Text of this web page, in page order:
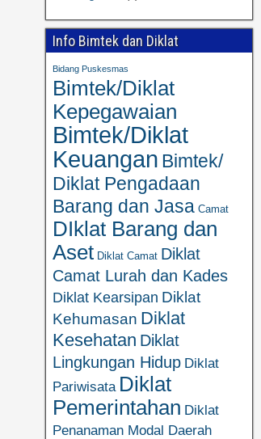
Info Bimtek dan Diklat
Bidang Puskesmas
Bimtek/Diklat
Kepegawaian
Bimtek/Diklat
Keuangan Bimtek/
Diklat Pengadaan
Barang dan Jasa Camat
DIklat Barang dan
Aset Diklat Camat Diklat
Camat Lurah dan Kades
Diklat Kearsipan Diklat
Kehumasan Diklat
Kesehatan Diklat
Lingkungan Hidup Diklat
Pariwisata Diklat
Pemerintahan Diklat
Penanaman Modal Daerah